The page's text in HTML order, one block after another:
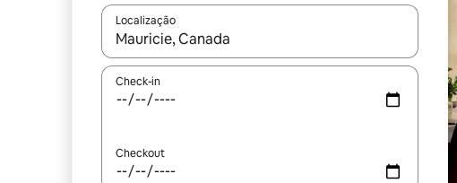
Localização
Quando os resultados estiverem disponíveis, explore-os
Check-in
Checkout